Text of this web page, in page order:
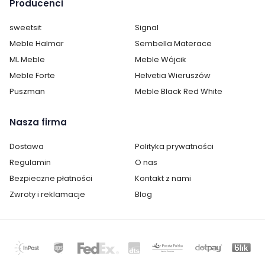
Producenci
sweetsit
Signal
Meble Halmar
Sembella Materace
ML Meble
Meble Wójcik
Meble Forte
Helvetia Wieruszów
Puszman
Meble Black Red White
Nasza firma
Dostawa
Polityka prywatności
Regulamin
O nas
Bezpieczne płatności
Kontakt z nami
Zwroty i reklamacje
Blog